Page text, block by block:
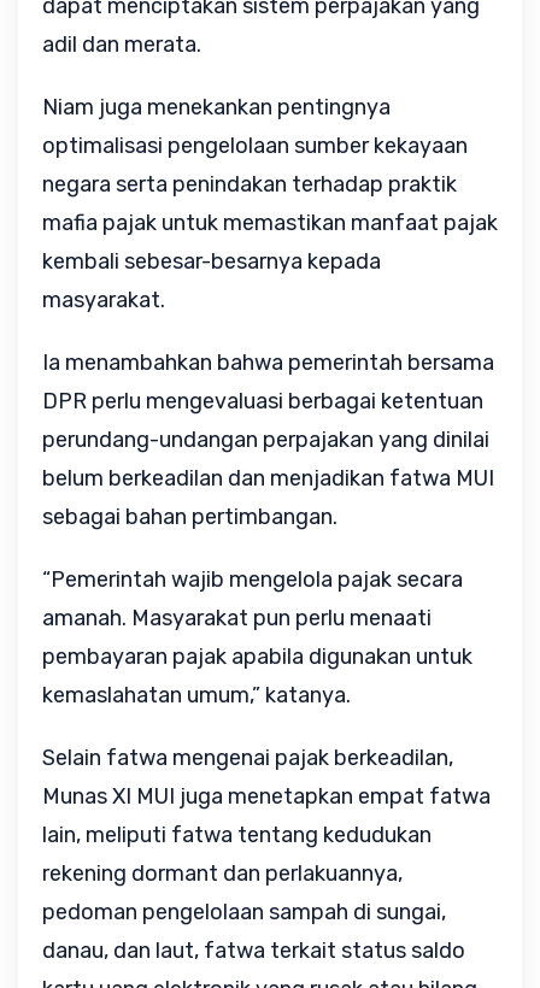
dapat menciptakan sistem perpajakan yang
adil dan merata.
Niam juga menekankan pentingnya
optimalisasi pengelolaan sumber kekayaan
negara serta penindakan terhadap praktik
mafia pajak untuk memastikan manfaat pajak
kembali sebesar-besarnya kepada
masyarakat.
Ia menambahkan bahwa pemerintah bersama
DPR perlu mengevaluasi berbagai ketentuan
perundang-undangan perpajakan yang dinilai
belum berkeadilan dan menjadikan fatwa MUI
sebagai bahan pertimbangan.
“Pemerintah wajib mengelola pajak secara
amanah. Masyarakat pun perlu menaati
pembayaran pajak apabila digunakan untuk
kemaslahatan umum,” katanya.
Selain fatwa mengenai pajak berkeadilan,
Munas XI MUI juga menetapkan empat fatwa
lain, meliputi fatwa tentang kedudukan
rekening dormant dan perlakuannya,
pedoman pengelolaan sampah di sungai,
danau, dan laut, fatwa terkait status saldo